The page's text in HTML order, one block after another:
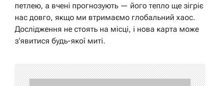
петлею, а вчені прогнозують — його тепло ще зігріє
нас довго, якщо ми втримаємо глобальний хаос.
Дослідження не стоять на місці, і нова карта може
з’явитися будь-якої миті.